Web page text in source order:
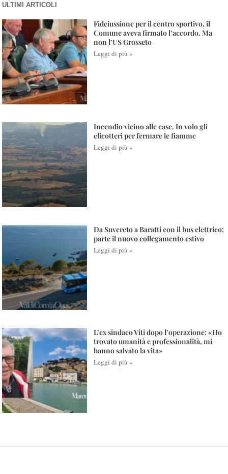
ULTIMI ARTICOLI
Fideiussione per il centro sportivo, il
Comune aveva firmato l’accordo. Ma
non l’US Grosseto
Leggi di più »
Incendio vicino alle case. In volo gli
elicotteri per fermare le fiamme
Leggi di più »
Da Suvereto a Baratti con il bus elettrico:
parte il nuovo collegamento estivo
Leggi di più »
L’ex sindaco Viti dopo l’operazione: «Ho
trovato umanità e professionalità, mi
hanno salvato la vita»
Leggi di più »